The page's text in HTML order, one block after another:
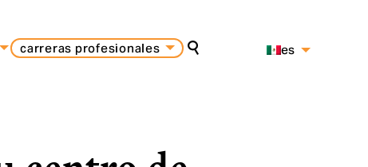
carreras profesionales
buscar en
es